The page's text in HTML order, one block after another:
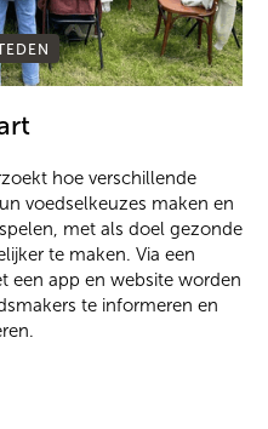
hoe verschillende
voedselkeuzes maken en
met als doel gezonde
te maken. Via een
een app en website worden
te informeren en